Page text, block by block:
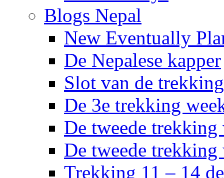
Blogs Nepal
New Eventually
De Nepalese kapper
Slot van de trekking
De 3e trekking
De tweede trekking
De tweede trekking
Trekking 11 – 14